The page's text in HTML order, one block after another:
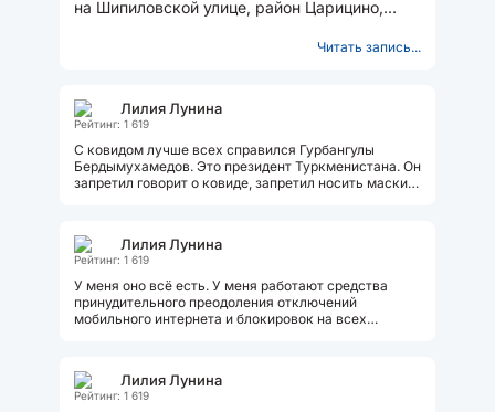
на Шипиловской улице, район Царицино,
Читать запись...
Лилия Лунина
Рейтинг: 1 619
С ковидом лучше всех справился Гурбангулы
Бердымухамедов. Это президент Туркменистана. Он
запретил говорит о ковиде, запретил носить маски,
Лилия Лунина
Рейтинг: 1 619
У меня оно всё есть. У меня работают средства
принудительного преодоления отключений
мобильного интернета и блокировок на всех
Лилия Лунина
Рейтинг: 1 619